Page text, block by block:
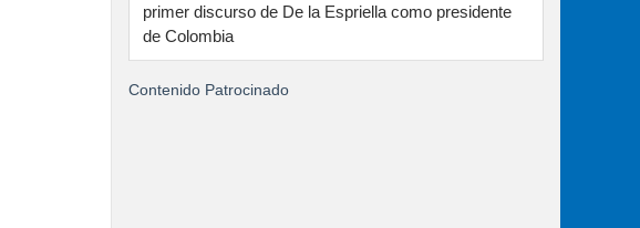
primer discurso de De la Espriella como presidente
de Colombia
Contenido Patrocinado